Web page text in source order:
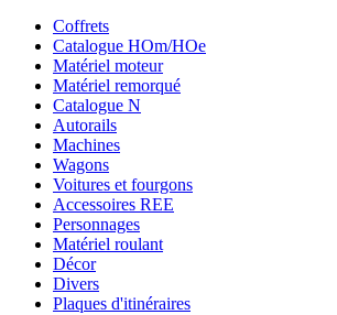
Coffrets
Catalogue HOm/HOe
Matériel moteur
Matériel remorqué
Catalogue N
Autorails
Machines
Wagons
Voitures et fourgons
Accessoires REE
Personnages
Matériel roulant
Décor
Divers
Plaques d'itinéraires